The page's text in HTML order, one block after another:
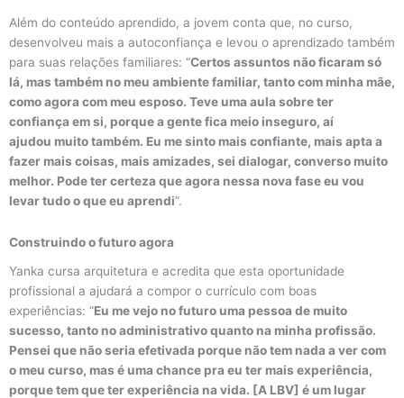
Além do conteúdo aprendido, a jovem conta que, no curso,
desenvolveu mais a autoconfiança e levou o aprendizado também
para suas relações familiares: “Certos assuntos não ficaram só
lá, mas também no meu ambiente familiar, tanto com minha mãe,
como agora com meu esposo. Teve uma aula sobre ter
confiança em si, porque a gente fica meio inseguro, aí
ajudou muito também. Eu me sinto mais confiante, mais apta a
fazer mais coisas, mais amizades, sei dialogar, converso muito
melhor. Pode ter certeza que agora nessa nova fase eu vou
levar tudo o que eu aprendi”.
Construindo o futuro agora
Yanka cursa arquitetura e acredita que esta oportunidade
profissional a ajudará a compor o currículo com boas
experiências: “Eu me vejo no futuro uma pessoa de muito
sucesso, tanto no administrativo quanto na minha profissão.
Pensei que não seria efetivada porque não tem nada a ver com
o meu curso, mas é uma chance pra eu ter mais experiência,
porque tem que ter experiência na vida. [A LBV] é um lugar